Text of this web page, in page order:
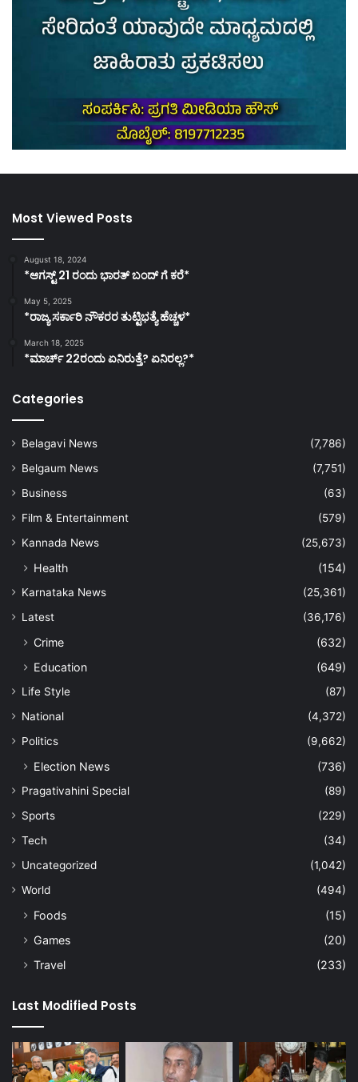
Most Viewed Posts
August 18, 2024
*ಆಗಸ್ಟ್ 21 ರಂದು ಭಾರತ್‌ ಬಂದ್‌ ಗೆ ಕರೆ*
May 5, 2025
*ರಾಜ್ಯ ಸರ್ಕಾರಿ ನೌಕರರ ತುಟ್ಟಿಭತ್ಯೆ ಹೆಚ್ಚಳ*
March 18, 2025
*ಮಾರ್ಚ್ 22ರಂದು ಏನಿರುತ್ತೆ? ಏನಿರಲ್ಲ?*
Categories
Belagavi News
(7,786)
Belgaum News
(7,751)
Business
(63)
Film & Entertainment
(579)
Kannada News
(25,673)
Health (154)
Karnataka News
(25,361)
Latest
(36,176)
Crime
(632)
Education
(649)
Life Style
(87)
National
(4,372)
Politics
(9,662)
Election News (736)
Pragativahini Special
(89)
Sports
(229)
Tech
(34)
Uncategorized
(1,042)
World
(494)
Foods
(15)
Games
(20)
Travel
(233)
Last Modified Posts